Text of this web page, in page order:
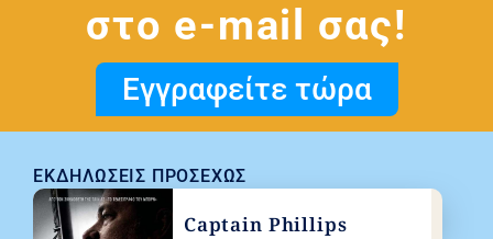
στο e-mail σας!
Εγγραφείτε τώρα
ΕΚΔΗΛΏΣΕΙΣ ΠΡΟΣΕΧΏΣ
Captain Phillips